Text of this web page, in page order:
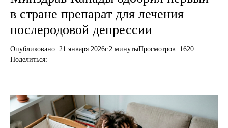
в стране препарат для лечения
послеродовой депрессии
Опубликовано: 21 января 2026г.2 минутыПросмотров: 1620
Поделиться: